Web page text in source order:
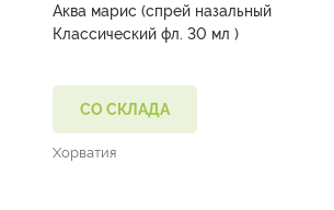
Аква марис (спрей назальный
Классический фл. 30 мл )
СО СКЛАДА
Хорватия